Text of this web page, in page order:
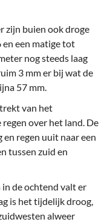
zijn buien ook droge
en een matige tot
nog steeds laag
3 mm er bij wat de
57 mm.
van het
over het land. De
regen uuit naar een
tussen zuid en
de ochtend valt er
is het tijdelijk droog,
alweer